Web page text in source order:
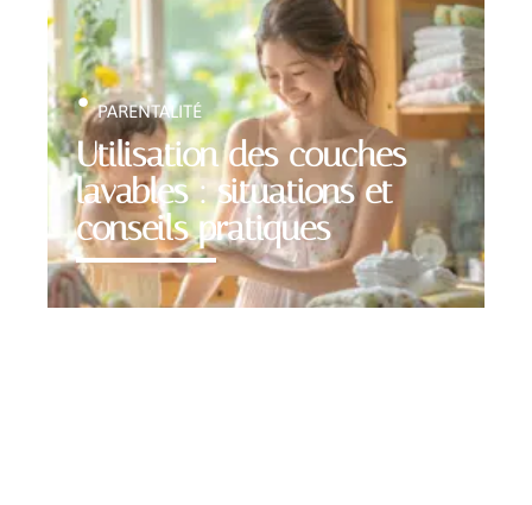
Utilisation des couches
lavables : situations et
conseils pratiques
PARENTALITÉ